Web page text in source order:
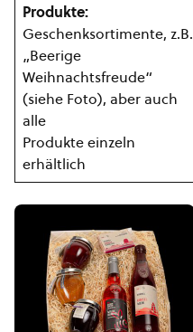
Produkte:
Geschenksortimente, z.B.
„Beerige
Weihnachtsfreude“
(siehe Foto), aber auch
alle
Produkte einzeln
erhältlich